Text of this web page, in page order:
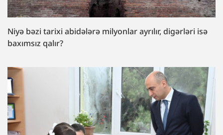
Niyə bəzi tarixi abidələrə milyonlar ayrılır, digərləri isə
baxımsız qalır?